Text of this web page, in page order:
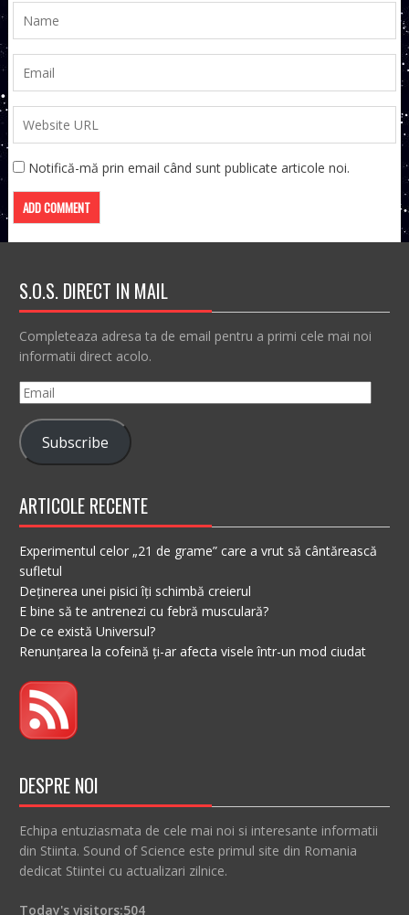
Notifică-mă prin email când sunt publicate articole noi.
S.O.S. DIRECT IN MAIL
Completeaza adresa ta de email pentru a primi cele mai noi
informatii direct acolo.
Email
Subscribe
ARTICOLE RECENTE
Experimentul celor „21 de grame” care a vrut să cântărească
sufletul
Deținerea unei pisici îți schimbă creierul
E bine să te antrenezi cu febră musculară?
De ce există Universul?
Renunțarea la cofeină ți-ar afecta visele într-un mod ciudat
DESPRE NOI
Echipa entuziasmata de cele mai noi si interesante informatii
din Stiinta. Sound of Science este primul site din Romania
dedicat Stiintei cu actualizari zilnice.
Today's visitors:504